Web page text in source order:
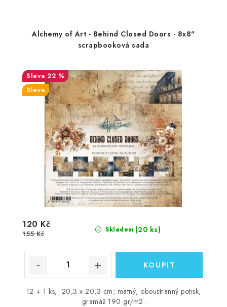
Alchemy of Art - Behind Closed Doors - 8x8"
scrapbooková sada
22 %
Sleva
Skladem (20 ks)
120 Kč
155 Kč
12 + 1 ks; 20,3 x 20,3 cm; matný, oboustranný potisk,
gramáž 190 gr/m2.